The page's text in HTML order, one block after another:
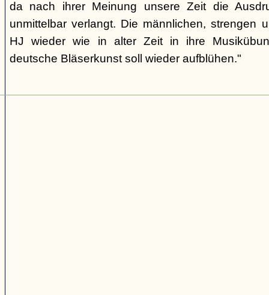
da nach ihrer Meinung unsere Zeit die
unmittelbar verlangt. Die männlichen, strengen
HJ wieder wie in alter Zeit in ihre
deutsche Bläserkunst soll wieder aufblühen."